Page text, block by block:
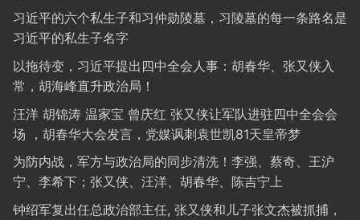
习近平的六个私生子和习仲勋陵墓，习陵墓的每一条路名是
习近平的私生子名字
以拖待变，习近平提出四中全会人事：胡春华、张又侠入
常，胡海峰直升政治局！
汪洋 胡锦涛 温家宝 曾庆红 张又侠让军队进驻四中全会会
场 ，胡春华大会发言，党媒讽刺袁世凯81天皇帝梦
为防内战，军方与政治局的同步清洗！李强、蔡奇、王沪
宁、李希下；张又侠、汪洋、胡春华、陈吉宁上
钟绍军复出任总政治部主任, 张又侠和儿子张文杰被抓捕，